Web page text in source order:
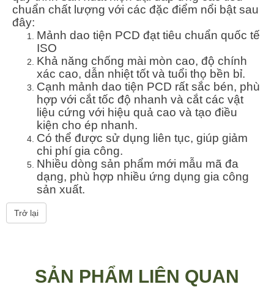
chuẩn chất lượng với các đặc điểm nổi bật sau
đây:
Mảnh dao tiện PCD đạt tiêu chuẩn quốc tế
ISO
Khả năng chống mài mòn cao, độ chính
xác cao, dẫn nhiệt tốt và tuổi thọ bền bỉ.
Cạnh mảnh dao tiện PCD rất sắc bén, phù
hợp với cắt tốc độ nhanh và cắt các vật
liệu cứng với hiệu quả cao và tạo điều
kiện cho ép nhanh.
Có thể được sử dụng liên tục, giúp giảm
chi phí gia công.
Nhiều dòng sản phẩm mới mẫu mã đa
dạng, phù hợp nhiều ứng dụng gia công
sản xuất.
Trở lại
SẢN PHẨM LIÊN QUAN